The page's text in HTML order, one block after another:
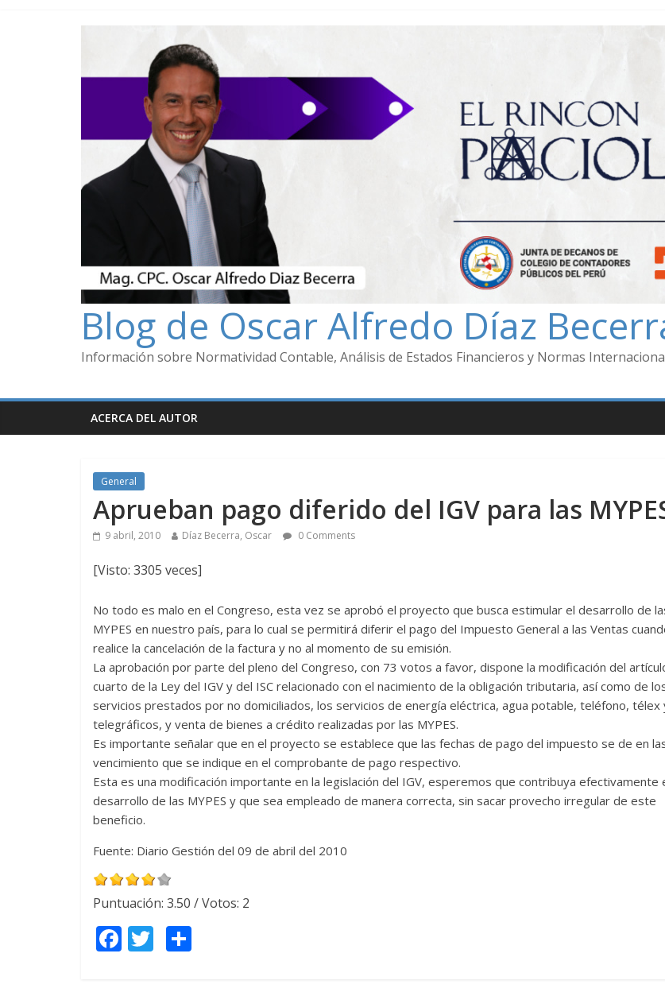
Blog de Oscar Alfredo Díaz
Información sobre Normatividad Contable, Análisis de Estados Financieros y Normas
ACERCA DEL AUTOR
General
Aprueban pago diferido del IGV para las
9 abril, 2010 Díaz Becerra, Oscar 0 Comments
[Visto: 3305 veces]
No todo es malo en el Congreso, esta vez se aprobó el proyecto que busca estimular el desarrollo de
MYPES en nuestro país, para lo cual se permitirá diferir el pago del Impuesto General a las Ventas
realice la cancelación de la factura y no al momento de su emisión.
La aprobación por parte del pleno del Congreso, con 73 votos a favor, dispone la modificación del
cuarto de la Ley del IGV y del ISC relacionado con el nacimiento de la obligación tributaria, así como de
servicios prestados por no domiciliados, los servicios de energía eléctrica, agua potable, teléfono, télex
telegráficos, y venta de bienes a crédito realizadas por las MYPES.
Es importante señalar que en el proyecto se establece que las fechas de pago del impuesto se de en
vencimiento que se indique en el comprobante de pago respectivo.
Esta es una modificación importante en la legislación del IGV, esperemos que contribuya efectivamente
desarrollo de las MYPES y que sea empleado de manera correcta, sin sacar provecho irregular de este
beneficio.
Fuente: Diario Gestión del 09 de abril del 2010
Puntuación: 3.50 / Votos: 2
F T